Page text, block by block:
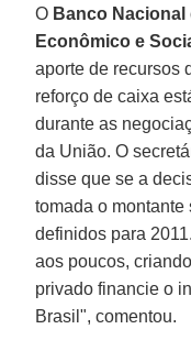
O Banco
Econômico e
aporte de recursos
reforço de caixa
durante as
da União. O
disse que se a
tomada o
definidos para
aos poucos,
privado financie o
Brasil", comentou.